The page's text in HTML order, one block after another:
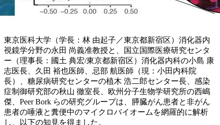
東京医科大学（学長：林 由起子／東京都新宿区）消化器内
視鏡学分野の永田 尚義准教授と、国立国際医療研究センタ
ー（理事長：國土 典宏/東京都新宿区）消化器内科の小島 康
志医長、久田 裕也医師、忌部 航医師（現：小田内科院
長）、糖尿病研究センターの植木 浩二郎センター長、感染
症制御研究部の秋山 徹室長、欧州分子生物学研究所の西嶋
傑、Peer Bork らの研究グループは、膵臓がん患者と非がん
患者の唾液と糞便中のマイクロバイオームを網羅的に解析
し、以下の知見を得ました。